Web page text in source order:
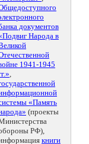
документов
Народа в
1941-1945
,
«Память
(проекты
РФ),
книги